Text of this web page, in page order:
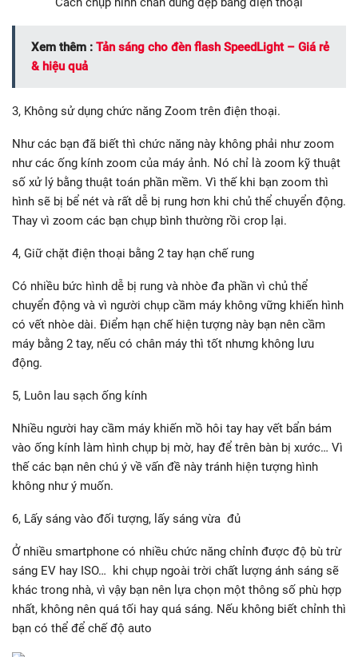
Xem thêm : Tản sáng cho đèn flash SpeedLight – Giá rẻ
& hiệu quả
3, Không sử dụng chức năng Zoom trên điện thoại.
Như các bạn đã biết thì chức năng này không phải như zoom
như các ống kính zoom của máy ảnh. Nó chỉ là zoom kỹ thuật
số xử lý bằng thuật toán phần mềm. Vì thế khi bạn zoom thì
hình sẽ bị bể nét và rất dễ bị rung hơn khi chủ thể chuyển động.
Thay vì zoom các bạn chụp bình thường rồi crop lại.
4, Giữ chặt điện thoại bằng 2 tay hạn chế rung
Có nhiều bức hình dễ bị rung và nhòe đa phần vì chủ thể
chuyển động và vì người chụp cầm máy không vững khiến hình
có vết nhòe dài. Điểm hạn chế hiện tượng này bạn nên cầm
máy bằng 2 tay, nếu có chân máy thì tốt nhưng không lưu
động.
5, Luôn lau sạch ống kính
Nhiều người hay cầm máy khiến mồ hôi tay hay vết bẩn bám
vào ống kính làm hình chụp bị mờ, hay để trên bàn bị xước… Vì
thế các bạn nên chú ý về vấn đề này tránh hiện tượng hình
không như ý muốn.
6, Lấy sáng vào đối tượng, lấy sáng vừa đủ
Ở nhiều smartphone có nhiều chức năng chỉnh được độ bù trừ
sáng EV hay ISO… khi chụp ngoài trời chất lượng ánh sáng sẽ
khác trong nhà, vì vậy bạn nên lựa chọn một thông số phù hợp
nhất, không nên quá tối hay quá sáng. Nếu không biết chỉnh thì
bạn có thể để chế độ auto